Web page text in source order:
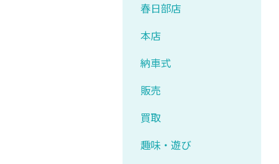
春日部店
本店
納車式
販売
買取
趣味・遊び